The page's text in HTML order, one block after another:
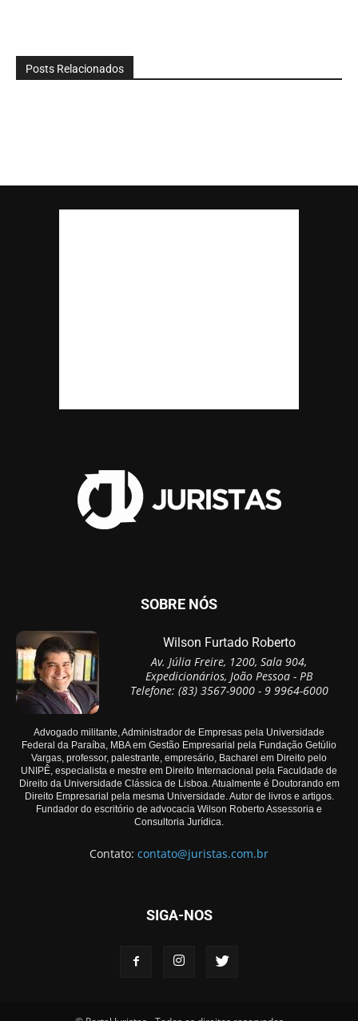
Posts Relacionados
SOBRE NÓS
Wilson Furtado Roberto
Av. Júlia Freire, 1200, Sala 904,
Expedicionários, João Pessoa - PB
Telefone: (83) 3567-9000 - 9 9964-6000
Advogado militante, Administrador de Empresas pela Universidade
Federal da Paraíba, MBA em Gestão Empresarial pela Fundação Getúlio
Vargas, professor, palestrante, empresário, Bacharel em Direito pelo
UNIPÊ, especialista e mestre em Direito Internacional pela Faculdade de
Direito da Universidade Clássica de Lisboa. Atualmente é Doutorando em
Direito Empresarial pela mesma Universidade. Autor de livros e artigos.
Fundador do escritório de advocacia Wilson Roberto Assessoria e
Consultoria Jurídica.
Contato: contato@juristas.com.br
SIGA-NOS